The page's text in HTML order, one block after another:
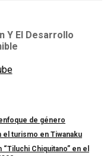
Y El Desarrollo
de género
el turismo en Tiwanaku
Chiquitano” en el